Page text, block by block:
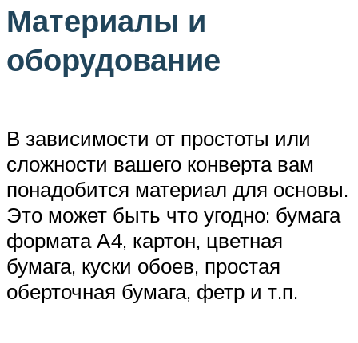
Материалы и
оборудование
В зависимости от простоты или
сложности вашего конверта вам
понадобится материал для основы.
Это может быть что угодно: бумага
формата А4, картон, цветная
бумага, куски обоев, простая
оберточная бумага, фетр и т.п.